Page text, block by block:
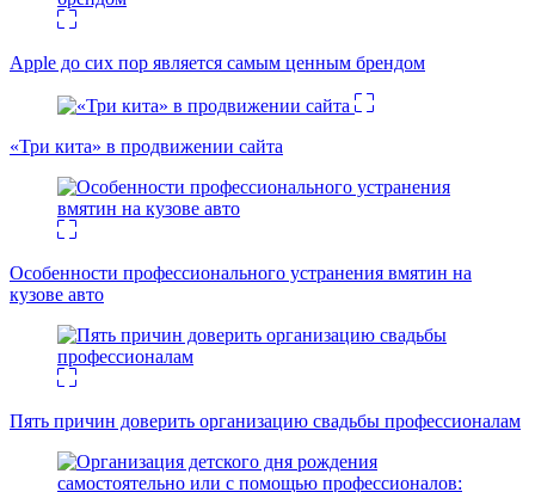
Apple до сих пор является самым ценным брендом
«Три кита» в продвижении сайта
Особенности профессионального устранения вмятин на
кузове авто
Пять причин доверить организацию свадьбы профессионалам